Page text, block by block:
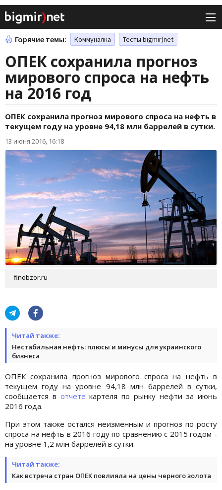
Горячие темы: Коммуналка Тесты bigmir)net
ОПЕК сохранила прогноз
мирового спроса на нефть
на 2016 год
ОПЕК сохранила прогноз мирового спроса на нефть в
текущем году на уровне 94,18 млн баррелей в сутки.
13 июня 2016, 16:18
finobzor.ru
Читай также:
Нестабильная нефть: плюсы и минусы для украинского
бизнеса
ОПЕК сохранила прогноз мирового спроса на нефть в
текущем году на уровне 94,18 млн баррелей в сутки,
сообщается в отчете картеля по рынку нефти за июнь
2016 года.
При этом также остался неизменным и прогноз по росту
спроса на нефть в 2016 году по сравнению с 2015 годом -
на уровне 1,2 млн баррелей в сутки.
Читай также:
Как встреча стран ОПЕК повлияла на цены черного золота